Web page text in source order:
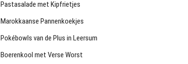
Pastasalade met Kipfrietjes
Marokkaanse Pannenkoekjes
Pokébowls van de Plus in Leersum
Boerenkool met Verse Worst